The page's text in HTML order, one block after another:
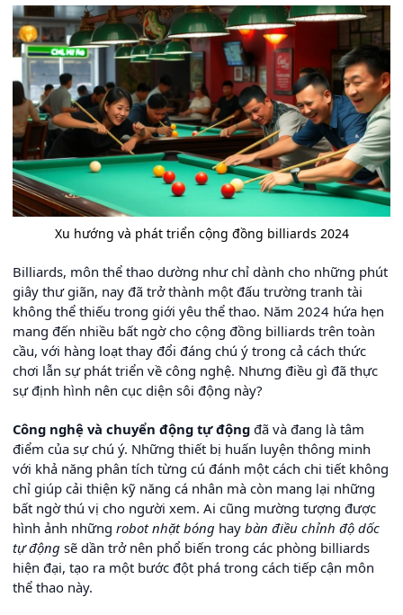
Xu hướng và phát triển cộng đồng billiards 2024
Billiards, môn thể thao dường như chỉ dành cho những phút
giây thư giãn, nay đã trở thành một đấu trường tranh tài
không thể thiếu trong giới yêu thể thao. Năm 2024 hứa hẹn
mang đến nhiều bất ngờ cho cộng đồng billiards trên toàn
cầu, với hàng loạt thay đổi đáng chú ý trong cả cách thức
chơi lẫn sự phát triển về công nghệ. Nhưng điều gì đã thực
sự định hình nên cục diện sôi động này?
Công nghệ và chuyển động tự động đã và đang là tâm
điểm của sự chú ý. Những thiết bị huấn luyện thông minh
với khả năng phân tích từng cú đánh một cách chi tiết không
chỉ giúp cải thiện kỹ năng cá nhân mà còn mang lại những
bất ngờ thú vị cho người xem. Ai cũng mường tượng được
hình ảnh những robot nhặt bóng hay bàn điều chỉnh độ dốc
tự động sẽ dần trở nên phổ biến trong các phòng billiards
hiện đại, tạo ra một bước đột phá trong cách tiếp cận môn
thể thao này.